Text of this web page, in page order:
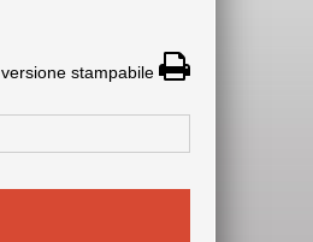
versione stampabile